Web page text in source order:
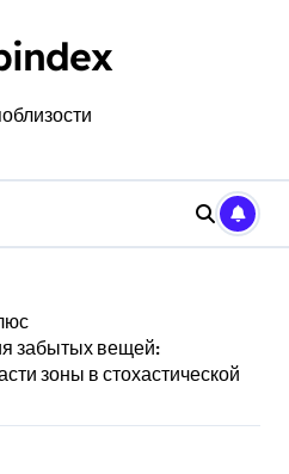
забытых вещей:
зоны в стохастической